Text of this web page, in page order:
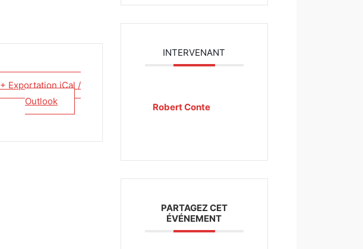
+ Exportation iCal /
Outlook
INTERVENANT
Robert Conte
PARTAGEZ CET
ÉVÉNEMENT